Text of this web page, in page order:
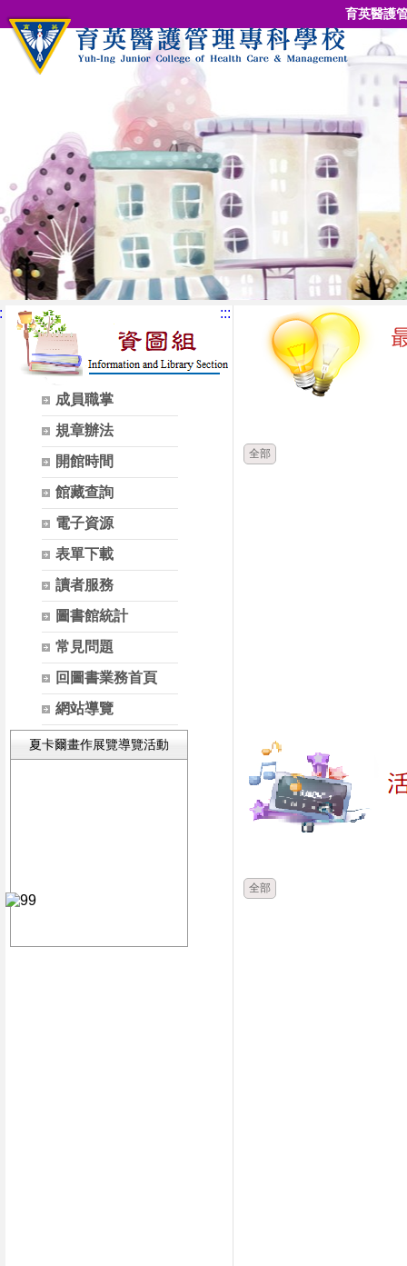
育英醫護
成員職掌
規章辦法
開館時間
館藏查詢
電子資源
表單下載
讀者服務
圖書館統計
常見問題
回圖書業務首頁
網站導覽
夏卡爾畫作展覽導覽活動
:::
全部
全部